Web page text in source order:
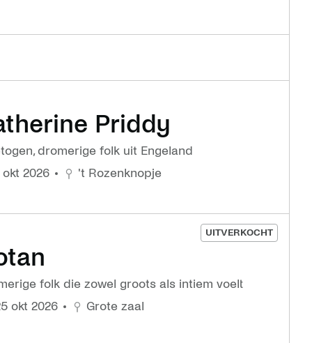
BLØF
Zeeuwse poprock van
hoogste niveau
Priddy
dromerige folk uit Engeland
okt 2026
't Rozenknopje
UITVERKOCHT
folk die zowel groots als intiem voelt
okt 2026
Grote zaal